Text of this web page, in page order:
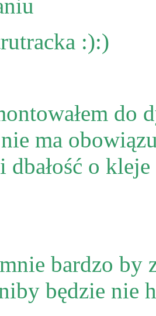
:):)
do
ma
dbałość o
bardzo by
będzie nie